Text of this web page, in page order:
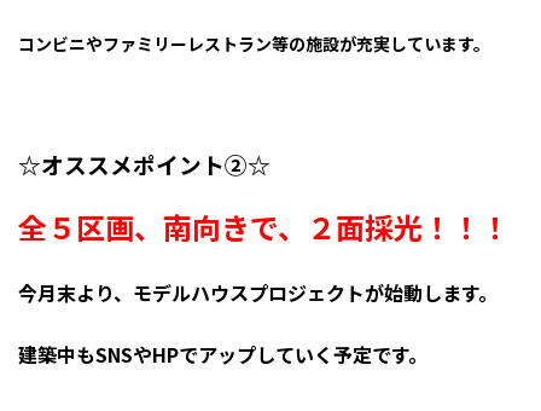
コンビニやファミリーレストラン等の施設が充実しています。
☆オススメポイント②☆
全５区画、南向きで、２面採光！！！
今月末より、モデルハウスプロジェクトが始動します。
建築中もSNSやHPでアップしていく予定です。